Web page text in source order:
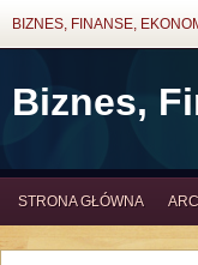
BIZNES, FINANSE,
Biznes,
STRONA GŁÓWNA